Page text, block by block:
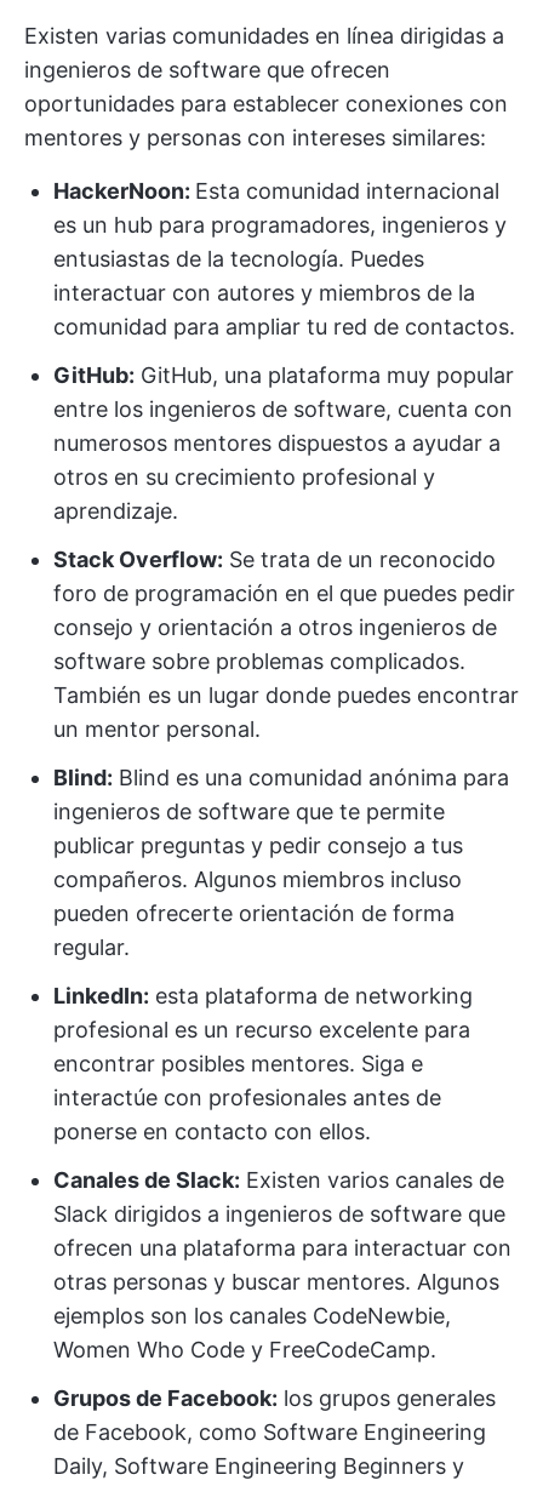
Existen varias comunidades en línea dirigidas a
ingenieros de software que ofrecen
oportunidades para establecer conexiones con
mentores y personas con intereses similares:
HackerNoon: Esta comunidad internacional
es un hub para programadores, ingenieros y
entusiastas de la tecnología. Puedes
interactuar con autores y miembros de la
comunidad para ampliar tu red de contactos.
GitHub: GitHub, una plataforma muy popular
entre los ingenieros de software, cuenta con
numerosos mentores dispuestos a ayudar a
otros en su crecimiento profesional y
aprendizaje.
Stack Overflow: Se trata de un reconocido
foro de programación en el que puedes pedir
consejo y orientación a otros ingenieros de
software sobre problemas complicados.
También es un lugar donde puedes encontrar
un mentor personal.
Blind: Blind es una comunidad anónima para
ingenieros de software que te permite
publicar preguntas y pedir consejo a tus
compañeros. Algunos miembros incluso
pueden ofrecerte orientación de forma
regular.
LinkedIn: esta plataforma de networking
profesional es un recurso excelente para
encontrar posibles mentores. Siga e
interactúe con profesionales antes de
ponerse en contacto con ellos.
Canales de Slack: Existen varios canales de
Slack dirigidos a ingenieros de software que
ofrecen una plataforma para interactuar con
otras personas y buscar mentores. Algunos
ejemplos son los canales CodeNewbie,
Women Who Code y FreeCodeCamp.
Grupos de Facebook: los grupos generales
de Facebook, como Software Engineering
Daily, Software Engineering Beginners y